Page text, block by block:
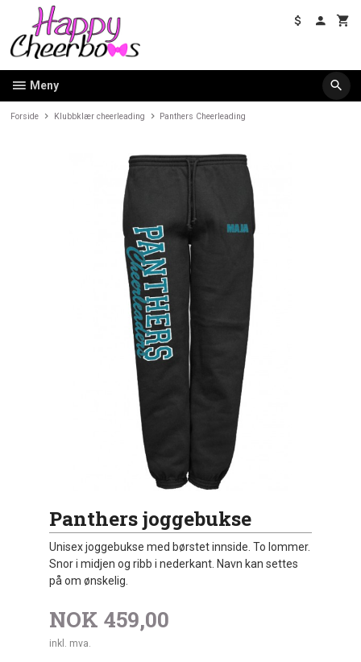
innholdet
Meny
Forside Klubbklær cheerleading Panthers Cheerleading
Panthers joggebukse
Unisex joggebukse med børstet innside. To lommer.
Snor i midjen og ribb i nederkant. Navn kan settes
på om ønskelig.
NOK 459,00
inkl. mva.